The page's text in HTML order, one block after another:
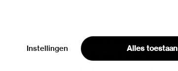
Alles toestaan
Instellingen
privacy & cookies
disclaimer & colofon